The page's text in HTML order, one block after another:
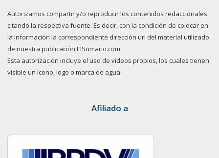
Autorizamos compartir y/o reproducir los contenidos redaccionales
citando la respectiva fuente. Es decir, con la condición de colocar en
la información la correspondiente dirección url del material utilizado
de nuestra publicación ElSumario.com
Esta autorización incluye el uso de videos propios, los cuales tienen
visible un ícono, logo o marca de agua.
Afiliado a